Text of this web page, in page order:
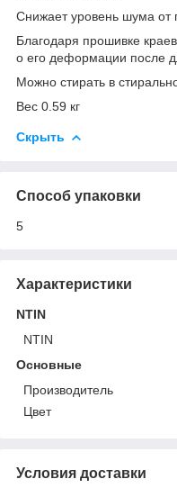
Снижает уровень шума от
Благодаря прошивке
о его деформации после
Можно стирать в
Вес 0.59 кг
Скрыть
Способ упаковки
5
Характеристики
NTIN
NTIN
Основные
Производитель
Цвет
Условия доставки